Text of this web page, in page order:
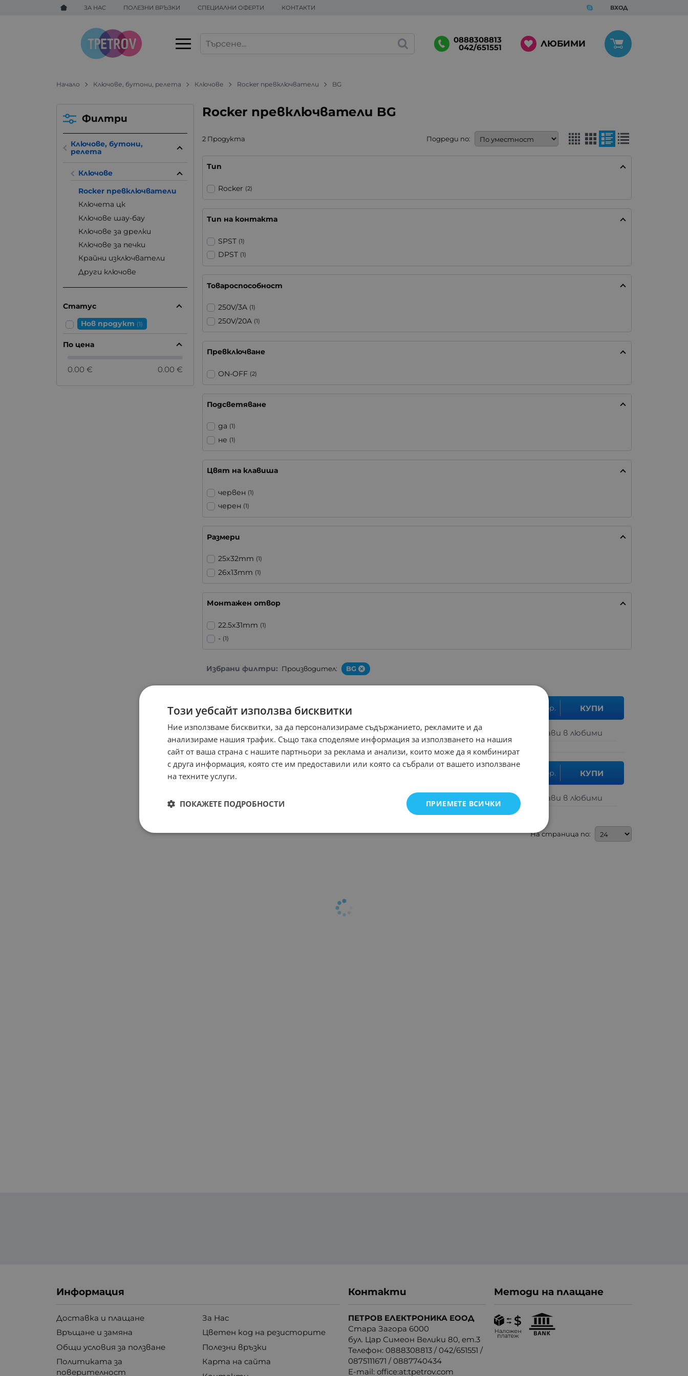
ЗА НАС ПОЛЕЗНИ ВРЪЗКИ СПЕЦИАЛНИ ОФЕРТИ КОНТАКТИ ВХОД
0888308813
042/651551 ЛЮБИМИ
Начало Ключове, бутони, релета Ключове Rocker превключватели BG
Rocker превключватели BG
2 Продукта Подреди по:
Тип
Rocker (2)
Тип на контакта
SPST (1)
DPST (1)
Товароспособност
250V/3A (1)
250V/20A (1)
Превключване
ON-OFF (2)
Подсветяване
да (1)
не (1)
Цвят на клавиша
червен (1)
черен (1)
Размери
25x32mm (1)
26x13mm (1)
Монтажен отвор
22.5x31mm (1)
- (1)
Избрани филтри: Производител: BG
Арт.№: 252453 бр. КУПИ
Добави в любими
Ключ BG1B 220V 3A
бр. КУПИ
Добави в любими
На страница по:
Филтри
Ключове, бутони,
релета
Ключове
Rocker превключватели
Ключета цк
Ключове шау-бау
Ключове за дрелки
Ключове за печки
Крайни изключватели
Други ключове
Статус
Нов продукт (1)
По цена
0.00 € 0.00 €
Информация
Доставка и плащане
Връщане и замяна
Общи условия за ползване
Политиката за
поверителност
За Нас
Цветен код на резисторите
Полезни връзки
Карта на сайта
Контакти
ПЕТРОВ ЕЛЕКТРОНИКА ЕООД
Стара Загора 6000
бул. Цар Симеон Велики 80, ет.3
Телефон:0888308813 /042/651551 /
0875111671 /0887740434
E-mail:office:at:tpetrov.com
Методи на плащане
Този уебсайт използва бисквитки
Ние използваме бисквитки, за да персонализираме съдържанието, рекламите и да
анализираме нашия трафик. Също така споделяме информация за използването на нашия
сайт от ваша страна с нашите партньори за реклама и анализи, които може да я комбинират
с друга информация, която сте им предоставили или която са събрали от вашето използване
на техните услуги.
ПРИЕМЕТЕ ВСИЧКИ
ПОКАЖЕТЕ ПОДРОБНОСТИ